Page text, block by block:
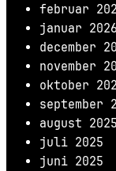
februar
januar 2026
december
november
oktober
september
august 2025
juli 2025
juni 2025